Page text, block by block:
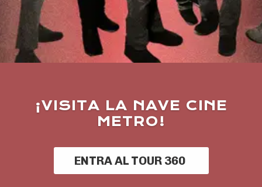
¡VISITA LA NAVE CINE
METRO!
ENTRA AL TOUR 360